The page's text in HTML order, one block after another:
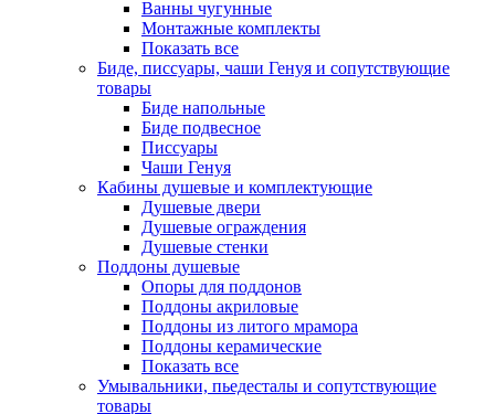
Ванны чугунные
Монтажные комплекты
Показать все
Биде, писсуары, чаши Генуя и сопутствующие
товары
Биде напольные
Биде подвесное
Писсуары
Чаши Генуя
Кабины душевые и комплектующие
Душевые двери
Душевые ограждения
Душевые стенки
Поддоны душевые
Опоры для поддонов
Поддоны акриловые
Поддоны из литого мрамора
Поддоны керамические
Показать все
Умывальники, пьедесталы и сопутствующие
товары